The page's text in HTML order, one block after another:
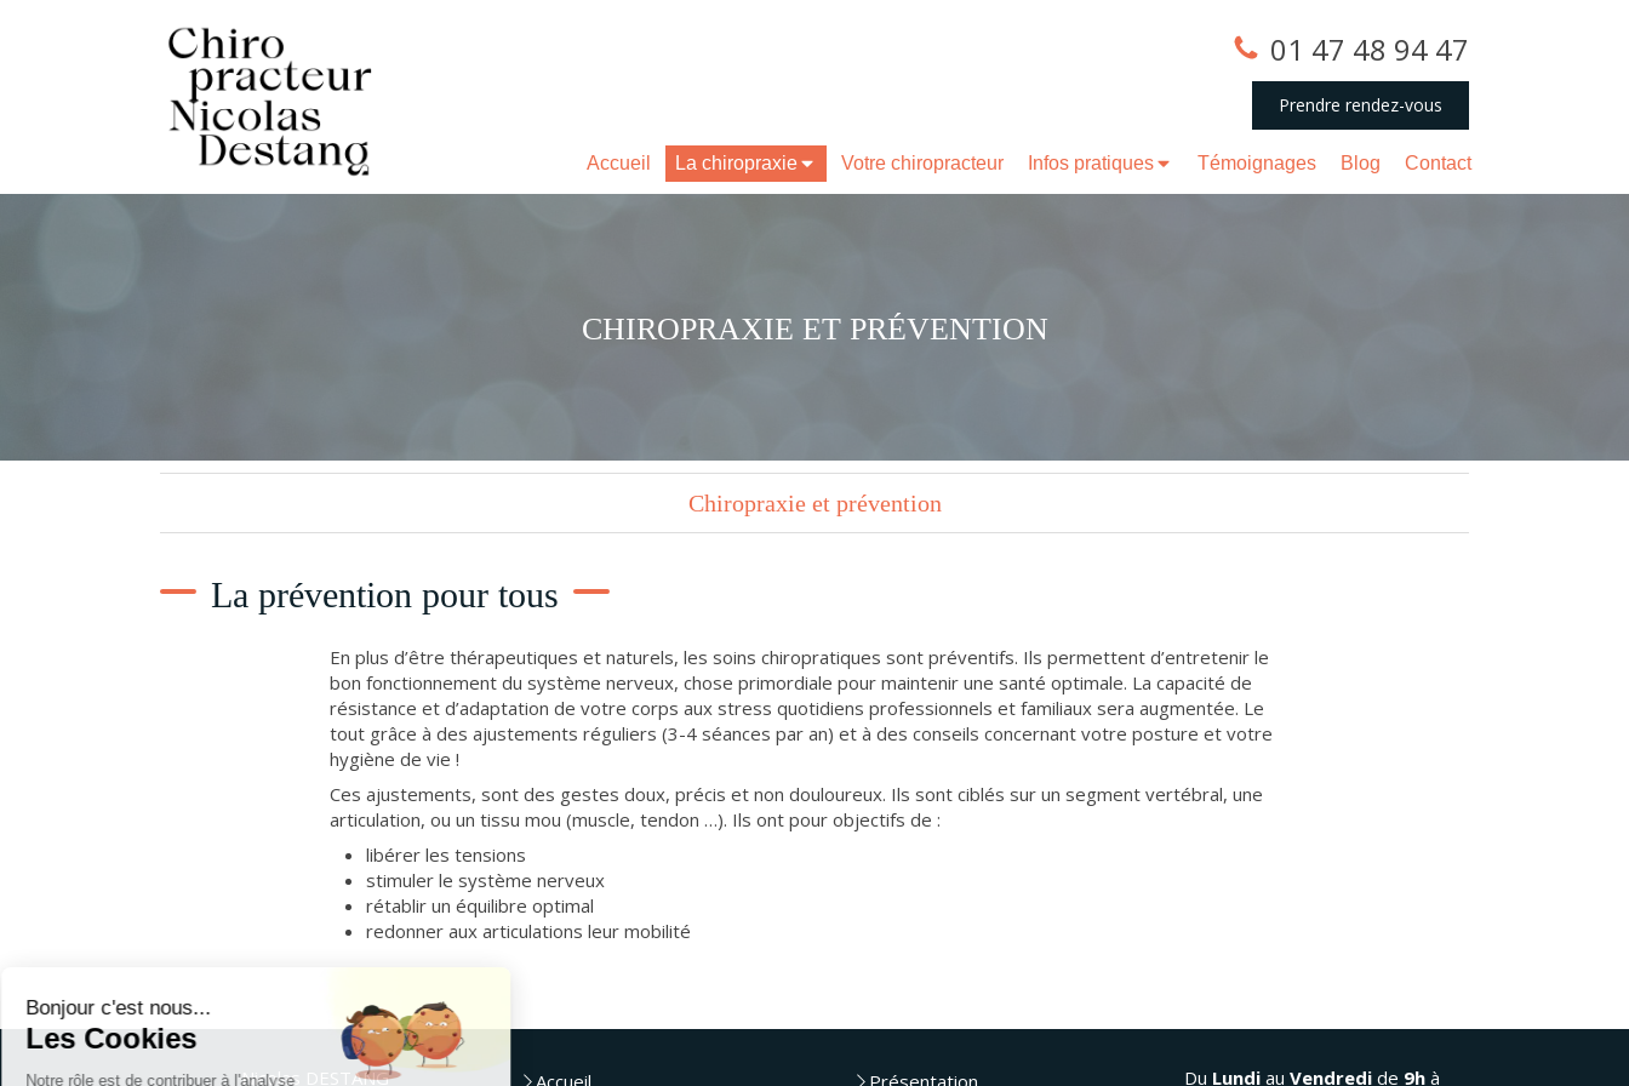
01 47 48 94 47
Prendre rendez-vous
Accueil La chiropraxie Votre chiropracteur Infos pratiques Témoignages Blog Contact
CHIROPRAXIE ET PRÉVENTION
Chiropraxie et prévention
La prévention pour tous
En plus d’être thérapeutiques et naturels, les soins chiropratiques sont préventifs. Ils permettent d’entretenir le
bon fonctionnement du système nerveux, chose primordiale pour maintenir une santé optimale. La capacité de
résistance et d’adaptation de votre corps aux stress quotidiens professionnels et familiaux sera augmentée. Le
tout grâce à des ajustements réguliers (3-4 séances par an) et à des conseils concernant votre posture et votre
hygiène de vie !
Ces ajustements, sont des gestes doux, précis et non douloureux. Ils sont ciblés sur un segment vertébral, une
articulation, ou un tissu mou (muscle, tendon …). Ils ont pour objectifs de :
libérer les tensions
stimuler le système nerveux
rétablir un équilibre optimal
redonner aux articulations leur mobilité
Nicolas DESTANG Accueil Présentation Du Lundi au Vendredi de 9h à
Bonjour c'est nous...
Les Cookies
Notre rôle est de contribuer à l'analyse